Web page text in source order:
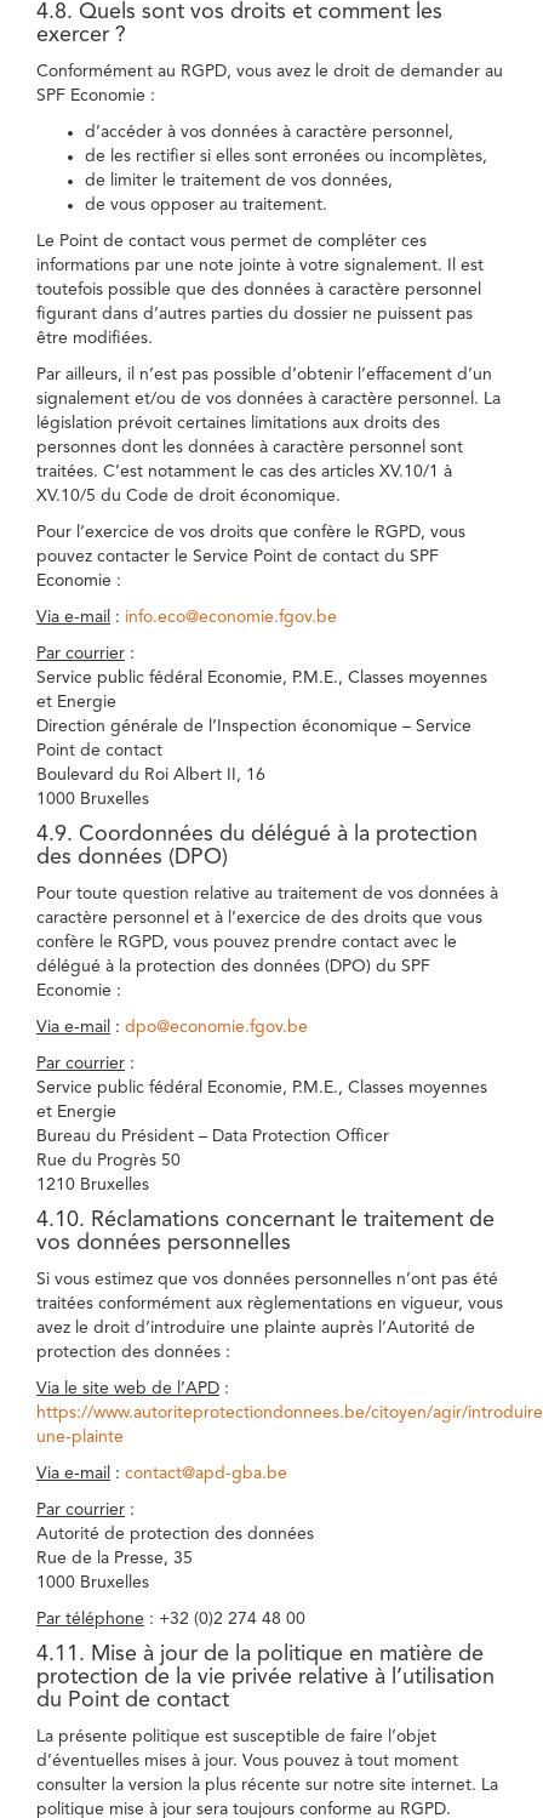
4.8. Quels sont vos droits et comment les
exercer ?
Conformément au RGPD, vous avez le droit de demander au
SPF Economie :
d’accéder à vos données à caractère personnel,
de les rectifier si elles sont erronées ou incomplètes,
de limiter le traitement de vos données,
de vous opposer au traitement.
Le Point de contact vous permet de compléter ces
informations par une note jointe à votre signalement. Il est
toutefois possible que des données à caractère personnel
figurant dans d’autres parties du dossier ne puissent pas
être modifiées.
Par ailleurs, il n’est pas possible d’obtenir l’effacement d’un
signalement et/ou de vos données à caractère personnel. La
législation prévoit certaines limitations aux droits des
personnes dont les données à caractère personnel sont
traitées. C’est notamment le cas des articles XV.10/1 à
XV.10/5 du Code de droit économique.
Pour l’exercice de vos droits que confère le RGPD, vous
pouvez contacter le Service Point de contact du SPF
Economie :
Via e-mail : info.eco@economie.fgov.be
Par courrier :
Service public fédéral Economie, P.M.E., Classes moyennes
et Energie
Direction générale de l’Inspection économique – Service
Point de contact
Boulevard du Roi Albert II, 16
1000 Bruxelles
4.9. Coordonnées du délégué à la protection
des données (DPO)
Pour toute question relative au traitement de vos données à
caractère personnel et à l’exercice de des droits que vous
confère le RGPD, vous pouvez prendre contact avec le
délégué à la protection des données (DPO) du SPF
Economie :
Via e-mail : dpo@economie.fgov.be
Par courrier :
Service public fédéral Economie, P.M.E., Classes moyennes
et Energie
Bureau du Président – Data Protection Officer
Rue du Progrès 50
1210 Bruxelles
4.10. Réclamations concernant le traitement de
vos données personnelles
Si vous estimez que vos données personnelles n’ont pas été
traitées conformément aux règlementations en vigueur, vous
avez le droit d’introduire une plainte auprès l’Autorité de
protection des données :
Via le site web de l’APD :
https://www.autoriteprotectiondonnees.be/citoyen/agir/
une-plainte
Via e-mail : contact@apd-gba.be
Par courrier :
Autorité de protection des données
Rue de la Presse, 35
1000 Bruxelles
Par téléphone : +32 (0)2 274 48 00
4.11. Mise à jour de la politique en matière de
protection de la vie privée relative à l’utilisation
du Point de contact
La présente politique est susceptible de faire l’objet
d’éventuelles mises à jour. Vous pouvez à tout moment
consulter la version la plus récente sur notre site internet. La
politique mise à jour sera toujours conforme au RGPD.